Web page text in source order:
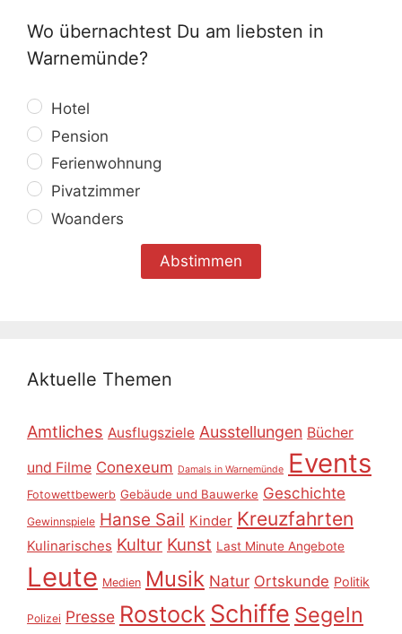
Wo übernachtest Du am liebsten in
Warnemünde?
Hotel
Pension
Ferienwohnung
Pivatzimmer
Woanders
Aktuelle Themen
Amtliches Ausflugsziele Ausstellungen Bücher
und Filme Conexeum Damals in Warnemünde Events
Fotowettbewerb Gebäude und Bauwerke Geschichte
Gewinnspiele Hanse Sail Kinder Kreuzfahrten
Kulinarisches Kultur Kunst Last Minute Angebote
Leute Medien Musik Natur Ortskunde Politik
Polizei Presse Rostock Schiffe Segeln